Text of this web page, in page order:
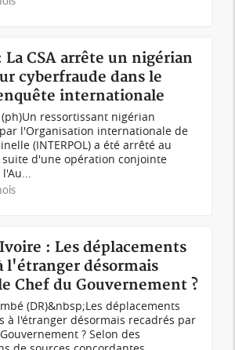
La CSA arrête un nigérian
cyberfraude dans le
internationale
ressortissant nigérian
l'Organisation internationale de
(INTERPOL) a été arrêté au
suite d'une opération conjointe
: Les déplacements
l'étranger désormais
Chef du Gouvernement ?
(DR)&nbsp;Les déplacements
à l'étranger désormais recadrés par
? Selon des